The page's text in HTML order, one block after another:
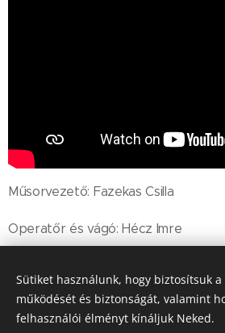
Műsorvezető: Fazekas Csilla
Operatőr és vágó: Hécz Imre
Share
Sütiket használunk, hogy biztosítsuk
működését és biztonságát, valamint
felhasználói élményt kínáljuk Neked.